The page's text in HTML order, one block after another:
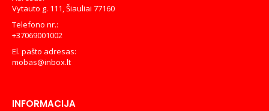
Vytauto g. 111, Šiauliai 77160
Telefono nr.:
+37069001002
El. pašto adresas:
mobas@inbox.lt
INFORMACIJA